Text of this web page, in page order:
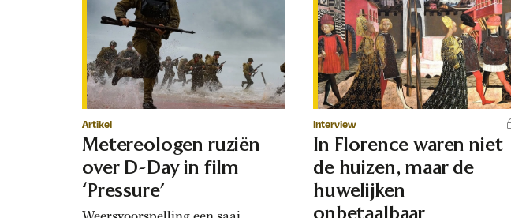
Artikel
Metereologen ruziën
over D-Day in film
‘Pressure’
Interview
In Florence waren niet
de huizen, maar de
huwelijken
onbetaalbaar